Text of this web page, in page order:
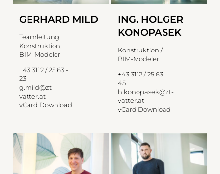
GERHARD MILD
Teamleitung
Konstruktion,
BIM-Modeler
+43 3112 / 25 63 -
23
g.mild@zt-
vatter.at
vCard Download
ING. HOLGER
KONOPASEK
Konstruktion /
BIM-Modeler
+43 3112 / 25 63 -
45
h.konopasek@zt-
vatter.at
vCard Download